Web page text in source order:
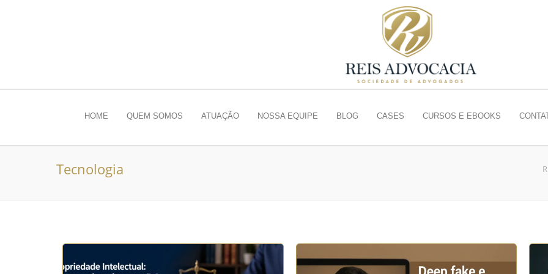
HOME QUEM SOMOS ATUAÇÃO NOSSA EQUIPE BLOG CASES CURSOS E EBOOKS
Tecnologia